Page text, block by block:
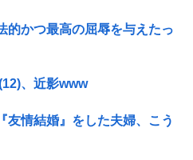
的かつ最高の屈辱を与えたっ
、近影www
友情結婚』をした夫婦、こう